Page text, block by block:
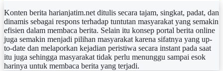
Konten berita harianjatim.net ditulis secara tajam, singkat, padat, dan
dinamis sebagai respons terhadap tuntutan masyarakat yang semakin
efisien dalam membaca berita. Selain itu konsep portal berita online
juga semakin menjadi pilihan masyarakat karena sifatnya yang up-
to-date dan melaporkan kejadian peristiwa secara instant pada saat
itu juga sehingga masyarakat tidak perlu menunggu sampai esok
harinya untuk membaca berita yang terjadi.